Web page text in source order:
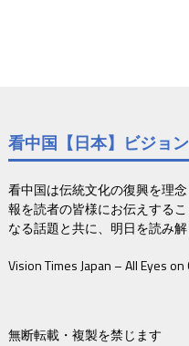
看中国【日本】ビジョ
看中国は伝統文化の復興を理
報を読者の皆様にお伝えする
なる話題と共に、明日を読み
Vision Times Japan – All Eyes on
無断転載・複製を禁じます